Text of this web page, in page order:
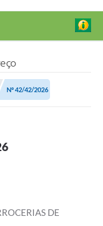
Nº 42/42/2026
DE